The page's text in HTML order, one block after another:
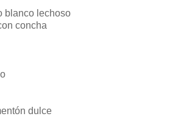
blanco lechoso
concha
dulce